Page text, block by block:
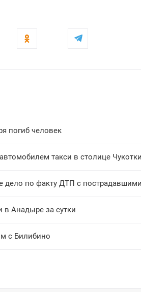
погиб человек
такси в столице
дело по факту ДТП с
Анадыре за сутки
с Билибино